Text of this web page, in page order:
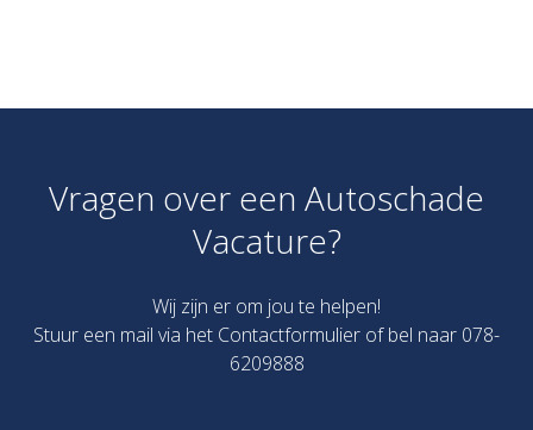
Vragen over een Autoschade
Vacature?
Wij zijn er om jou te helpen!
Stuur een mail via het Contactformulier of bel naar 078-
6209888